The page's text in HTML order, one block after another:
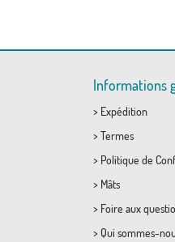
Informations
> Expédition
> Termes
> Politique de
> Mâts
> Foire aux
> Qui sommes-